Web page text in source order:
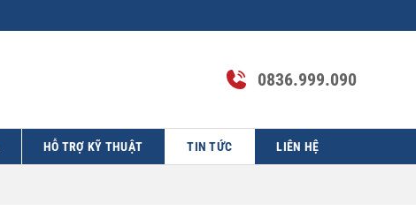
0836.999.090
HỖ TRỢ KỸ THUẬT TIN TỨC LIÊN HỆ